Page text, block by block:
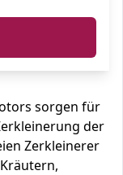
sorgen für
der
Zerkleinerer